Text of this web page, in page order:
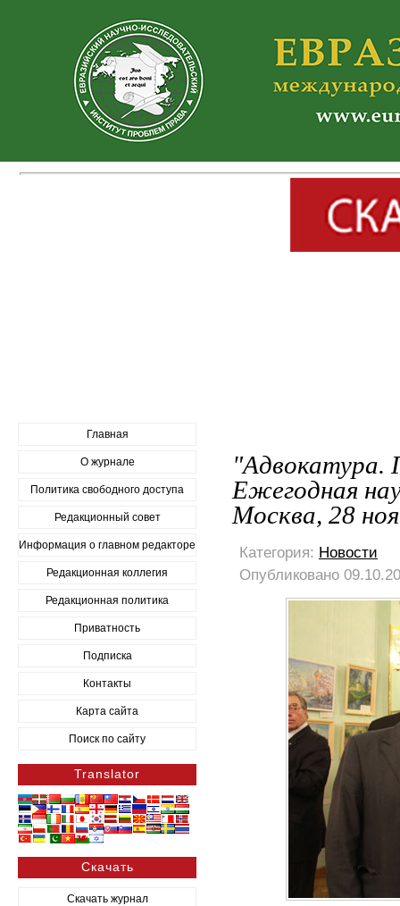
Главная
О журнале
Политика свободного доступа
Редакционный совет
Информация о главном редакторе
Редакционная коллегия
Редакционная политика
Приватность
Подписка
Контакты
Карта сайта
Поиск по сайту
Translator
Скачать
Скачать журнал
"Адвокатура.
Ежегодная
Москва, 28
Категория: Новости
Опубликовано